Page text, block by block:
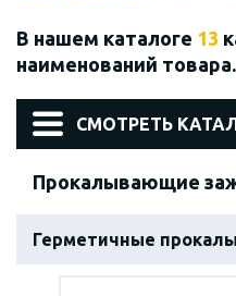
В нашем каталоге 13
наименований товара.
СМОТРЕТЬ
Прокалывающие
Герметичные